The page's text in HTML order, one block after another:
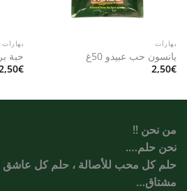
بهارات
يانسون حب عبيدو 50غ
2,50€
بهارات
حبة
€
من نحن !!
نحن حلم….
حلم كل محب للأصالة ، حلم كل عاشق
مشتاق…